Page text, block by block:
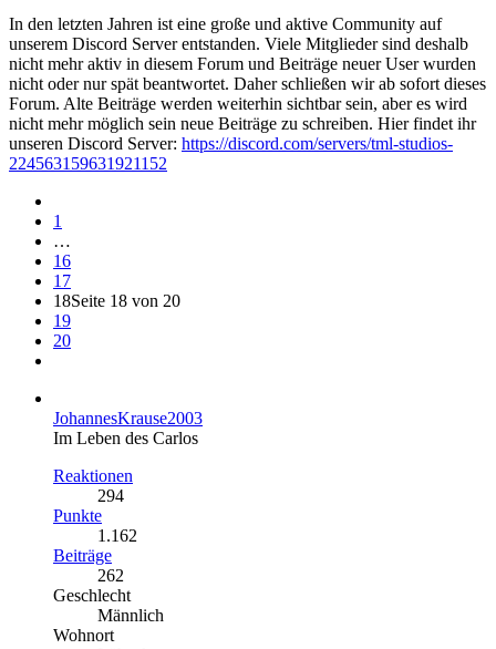
In den letzten Jahren ist eine große und aktive Community auf
unserem Discord Server entstanden. Viele Mitglieder sind deshalb
nicht mehr aktiv in diesem Forum und Beiträge neuer User wurden
nicht oder nur spät beantwortet. Daher schließen wir ab sofort dieses
Forum. Alte Beiträge werden weiterhin sichtbar sein, aber es wird
nicht mehr möglich sein neue Beiträge zu schreiben. Hier findet ihr
unseren Discord Server: https://discord.com/servers/tml-studios-
224563159631921152
1
…
16
17
18Seite 18 von 20
19
20
JohannesKrause2003
Im Leben des Carlos
Reaktionen
294
Punkte
1.162
Beiträge
262
Geschlecht
Männlich
Wohnort